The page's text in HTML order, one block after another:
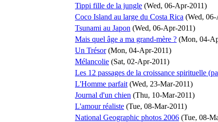
Tippi fille de la jungle (Wed, 06-Apr-2011)
Coco Island au large du Costa Rica (Wed,
Tsunami au Japon (Wed, 06-Apr-2011)
Mais quel âge a ma grand-mère ? (Mon, 04-
Un Trésor(Mon, 04-Apr-2011)
Mélancolie (Sat, 02-Apr-2011)
Les 12 passages de la croissance spirituelle
L'Homme parfait (Wed, 23-Mar-2011)
Journal d'un chien (Thu, 10-Mar-2011)
L'amour réaliste (Tue, 08-Mar-2011)
National Geographic photos 2006 (Tue, 08-